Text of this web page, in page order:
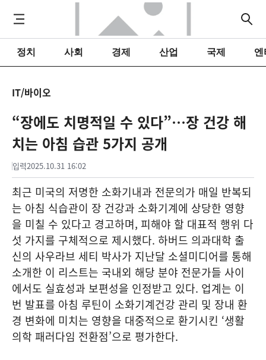
정치 사회 경제 산업 국제 엔
IT/바이오
“장에도 치명적일 수 있다”…장 건강 해
치는 아침 습관 5가지 공개
입력2025.10.31 16:02
최근 미국의 저명한 소화기내과 전문의가 매일 반복되
는 아침 식습관이 장 건강과 소화기계에 상당한 영향
을 미칠 수 있다고 경고하며, 피해야 할 대표적 행위 다
섯 가지를 구체적으로 제시했다. 하버드 의과대학 출
신의 사우라브 세티 박사가 지난달 소셜미디어를 통해
소개한 이 리스트는 국내외 해당 분야 전문가들 사이
에서도 실효성과 보편성을 인정받고 있다. 업계는 이
번 발표를 아침 루틴이 소화기계건강 관리 및 장내 환
경 변화에 미치는 영향을 대중적으로 환기시킨 ‘생활
의학 패러다임 전환점’으로 평가한다.